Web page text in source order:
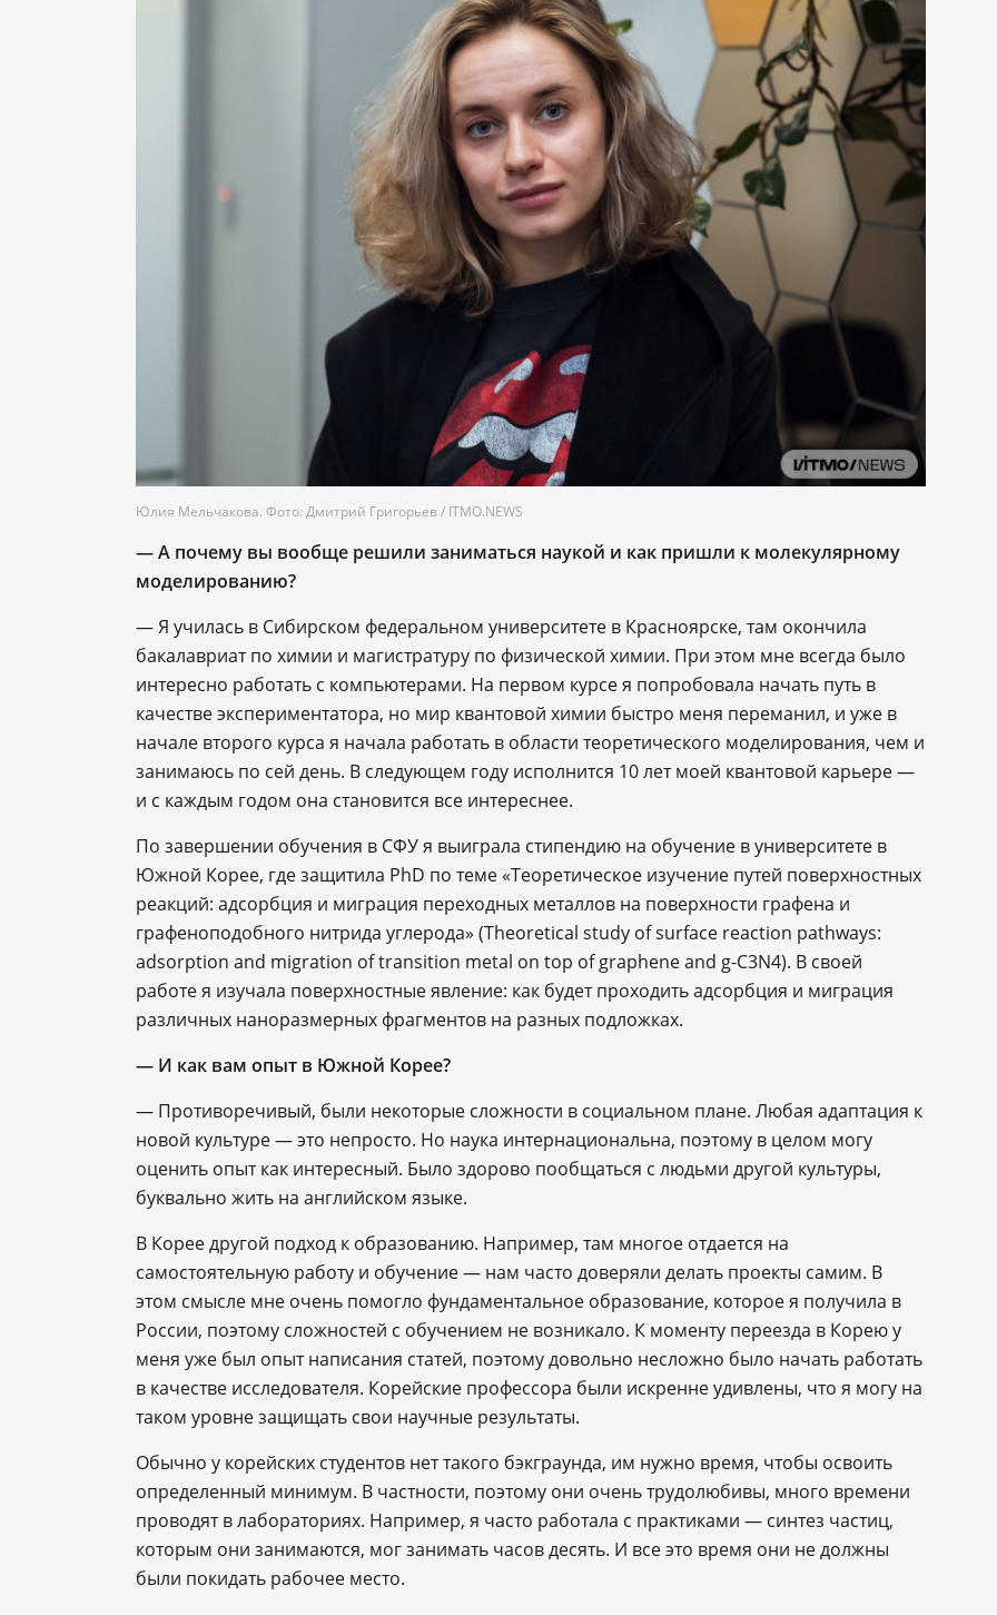
Юлия Мельчакова. Фото: Дмитрий Григорьев / ITMO.NEWS
— А почему вы вообще решили заниматься наукой и как пришли к молекулярному
моделированию?
— Я училась в Сибирском федеральном университете в Красноярске, там окончила
бакалавриат по химии и магистратуру по физической химии. При этом мне всегда было
интересно работать с компьютерами. На первом курсе я попробовала начать путь в
качестве экспериментатора, но мир квантовой химии быстро меня переманил, и уже в
начале второго курса я начала работать в области теоретического моделирования, чем и
занимаюсь по сей день. В следующем году исполнится 10 лет моей квантовой карьере —
и с каждым годом она становится все интереснее.
По завершении обучения в СФУ я выиграла стипендию на обучение в университете в
Южной Корее, где защитила PhD по теме «Теоретическое изучение путей поверхностных
реакций: адсорбция и миграция переходных металлов на поверхности графена и
графеноподобного нитрида углерода» (Theoretical study of surface reaction pathways:
adsorption and migration of transition metal on top of graphene and g-C3N4). В своей
работе я изучала поверхностные явление: как будет проходить адсорбция и миграция
различных наноразмерных фрагментов на разных подложках.
— И как вам опыт в Южной Корее?
— Противоречивый, были некоторые сложности в социальном плане. Любая адаптация к
новой культуре — это непросто. Но наука интернациональна, поэтому в целом могу
оценить опыт как интересный. Было здорово пообщаться с людьми другой культуры,
буквально жить на английском языке.
В Корее другой подход к образованию. Например, там многое отдается на
самостоятельную работу и обучение — нам часто доверяли делать проекты самим. В
этом смысле мне очень помогло фундаментальное образование, которое я получила в
России, поэтому сложностей с обучением не возникало. К моменту переезда в Корею у
меня уже был опыт написания статей, поэтому довольно несложно было начать работать
в качестве исследователя. Корейские профессора были искренне удивлены, что я могу на
таком уровне защищать свои научные результаты.
Обычно у корейских студентов нет такого бэкграунда, им нужно время, чтобы освоить
определенный минимум. В частности, поэтому они очень трудолюбивы, много времени
проводят в лабораториях. Например, я часто работала с практиками — синтез частиц,
которым они занимаются, мог занимать часов десять. И все это время они не должны
были покидать рабочее место.